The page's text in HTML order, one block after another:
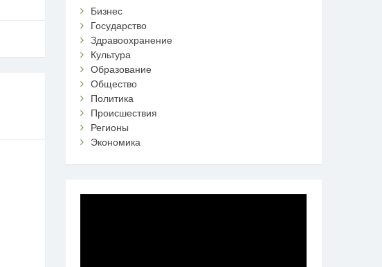
Бизнес
Государство
Здравоохранение
Культура
Образование
Общество
Политика
Происшествия
Регионы
Экономика